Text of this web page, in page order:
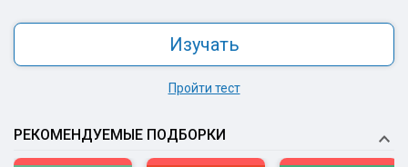
Изучать
Пройти тест
РЕКОМЕНДУЕМЫЕ ПОДБОРКИ